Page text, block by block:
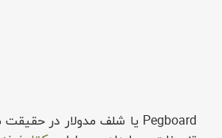
Pegboard یا شلف مدولار در حقیقت مجموعه ای از شلف ها و آویزهای قابل تنظیم هستند که می تونن در ابعاد کوچیک و با در حد ابعاد یک دیوار کامل باشن.این